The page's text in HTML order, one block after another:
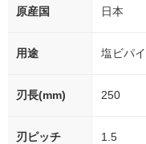
原産国 日本
用途 塩ビパ
刃長(mm) 250
刃ピッチ 1.5